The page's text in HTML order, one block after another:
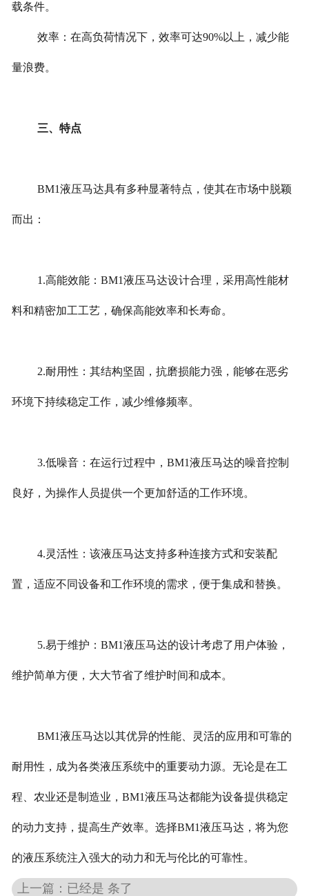
载条件。
效率：在高负荷情况下，效率可达90%以上，减少能
量浪费。
三、特点
BM1液压马达具有多种显著特点，使其在市场中脱颖
而出：
1.高能效能：BM1液压马达设计合理，采用高性能材
料和精密加工工艺，确保高能效率和长寿命。
2.耐用性：其结构坚固，抗磨损能力强，能够在恶劣
环境下持续稳定工作，减少维修频率。
3.低噪音：在运行过程中，BM1液压马达的噪音控制
良好，为操作人员提供一个更加舒适的工作环境。
4.灵活性：该液压马达支持多种连接方式和安装配
置，适应不同设备和工作环境的需求，便于集成和替换。
5.易于维护：BM1液压马达的设计考虑了用户体验，
维护简单方便，大大节省了维护时间和成本。
BM1液压马达以其优异的性能、灵活的应用和可靠的
耐用性，成为各类液压系统中的重要动力源。无论是在工
程、农业还是制造业，BM1液压马达都能为设备提供稳定
的动力支持，提高生产效率。选择BM1液压马达，将为您
的液压系统注入强大的动力和无与伦比的可靠性。
上一篇：已经是 条了